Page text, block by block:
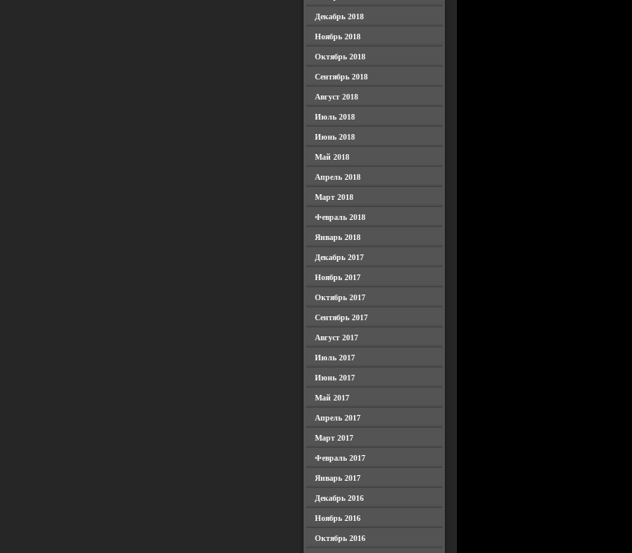
Декабрь 2018
Ноябрь 2018
Октябрь 2018
Сентябрь 2018
Август 2018
Июль 2018
Июнь 2018
Май 2018
Апрель 2018
Март 2018
Февраль 2018
Январь 2018
Декабрь 2017
Ноябрь 2017
Октябрь 2017
Сентябрь 2017
Август 2017
Июль 2017
Июнь 2017
Май 2017
Апрель 2017
Март 2017
Февраль 2017
Январь 2017
Декабрь 2016
Ноябрь 2016
Октябрь 2016